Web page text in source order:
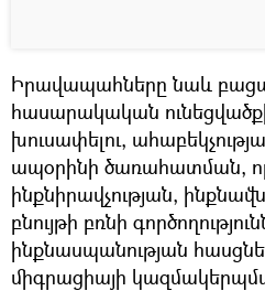
Իրավապահները նաև
հասարակական
խուսափելու,
ապօրինի ծառահատման,
ինքնիրավչության,
բնույթի բռնի
ինքնասպանության
միգրացիայի